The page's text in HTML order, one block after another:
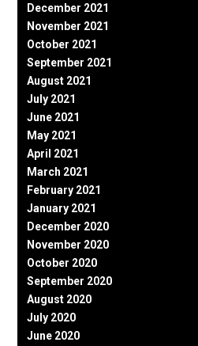
December 2021
November 2021
October 2021
September 2021
August 2021
July 2021
June 2021
May 2021
April 2021
March 2021
February 2021
January 2021
December 2020
November 2020
October 2020
September 2020
August 2020
July 2020
June 2020